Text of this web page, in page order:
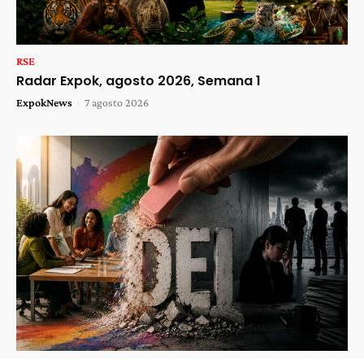
RSE
Radar Expok, agosto 2026, Semana 1
ExpokNews - 7 agosto 2026